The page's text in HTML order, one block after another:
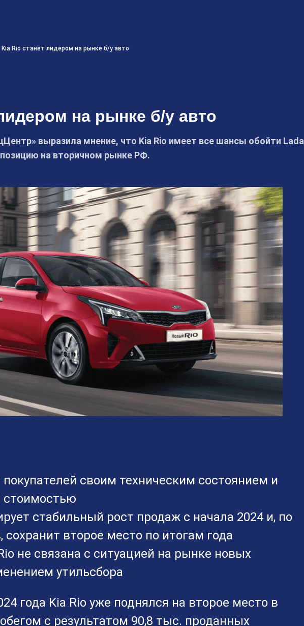
Kia Rio станет лидером на рынке б/у авто
на рынке б/у авто
выразила мнение, что Kia Rio имеет все шансы обойти Lada
на вторичном рынке РФ.
покупателей своим техническим состоянием и
стоимостью
стабильный рост продаж с начала 2024 и, по
сохранит второе место по итогам года
не связана с ситуацией на рынке новых
утильсбора
года Kia Rio уже поднялся на второе место в
с результатом 90,8 тыс. проданных